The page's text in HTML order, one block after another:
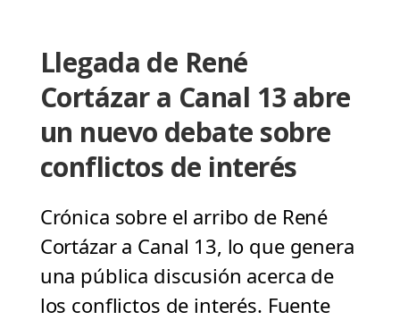
Llegada de René
Cortázar a Canal 13 abre
un nuevo debate sobre
conflictos de interés
Crónica sobre el arribo de René
Cortázar a Canal 13, lo que genera
una pública discusión acerca de
los conflictos de interés. Fuente